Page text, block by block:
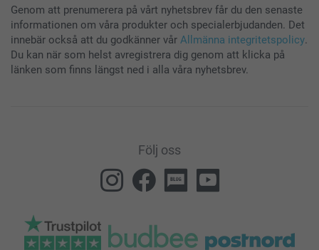
Genom att prenumerera på vårt nyhetsbrev får du den senaste
informationen om våra produkter och specialerbjudanden. Det
innebär också att du godkänner vår Allmänna integritetspolicy.
Du kan när som helst avregistrera dig genom att klicka på
länken som finns längst ned i alla våra nyhetsbrev.
Följ oss